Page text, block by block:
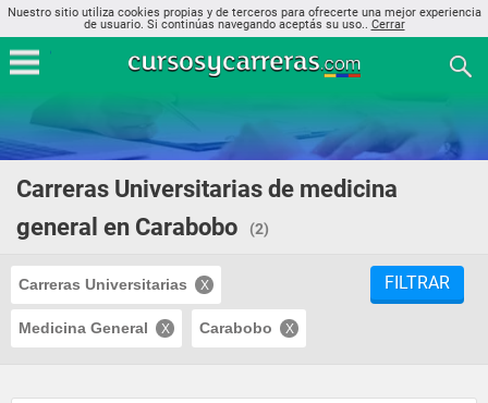
Nuestro sitio utiliza cookies propias y de terceros para ofrecerte una mejor experiencia
de usuario. Si continúas navegando aceptás su uso.. Cerrar
Carreras Universitarias de medicina
general en Carabobo
(2)
Carreras Universitarias
Medicina General Carabobo
FILTRAR